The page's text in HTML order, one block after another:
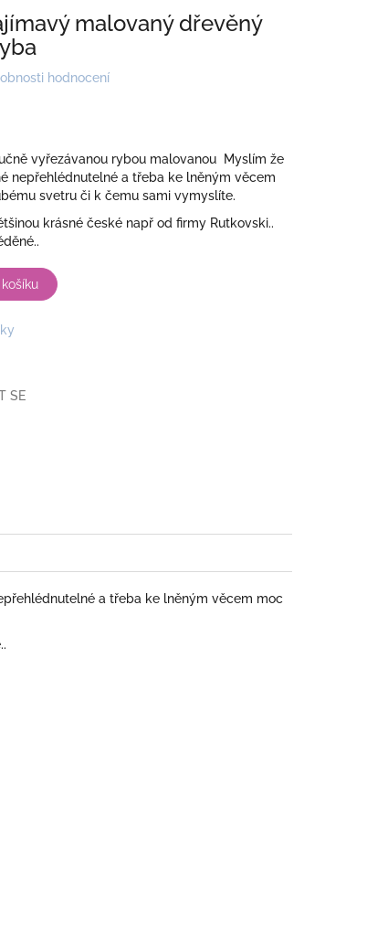
malovaný dřevěný
hodnocení
vyřezávanou rybou malovanou Myslím že
nepřehlédnutelné a třeba ke lněným věcem
svetru či k čemu sami vymyslíte.
krásné české např od firmy Rutkovski..
SE
a třeba ke lněným věcem moc